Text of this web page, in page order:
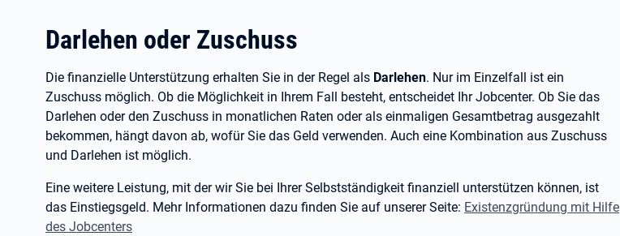
Darlehen oder Zuschuss
Die finanzielle Unterstützung erhalten Sie in der Regel als Darlehen. Nur im Einzelfall ist ein
Zuschuss möglich. Ob die Möglichkeit in Ihrem Fall besteht, entscheidet Ihr Jobcenter. Ob Sie das
Darlehen oder den Zuschuss in monatlichen Raten oder als einmaligen Gesamtbetrag ausgezahlt
bekommen, hängt davon ab, wofür Sie das Geld verwenden. Auch eine Kombination aus Zuschuss
und Darlehen ist möglich.
Eine weitere Leistung, mit der wir Sie bei Ihrer Selbstständigkeit finanziell unterstützen können, ist
das Einstiegsgeld. Mehr Informationen dazu finden Sie auf unserer Seite: Existenzgründung mit Hilfe
des Jobcenters